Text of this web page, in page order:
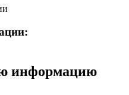
информацию